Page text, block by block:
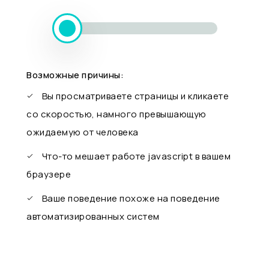
Возможные причины:
Вы просматриваете страницы и кликаете
со скоростью, намного превышающую
ожидаемую от человека
Что-то мешает работе javascript в вашем
браузере
Ваше поведение похоже на поведение
автоматизированных систем